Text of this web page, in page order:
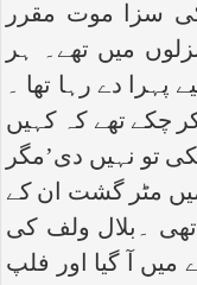
سزا موت مقرر
میں تھے۔ ہر
پہرا دے رہا تھا ۔
چکے تھے کہ کہیں
تو نہیں دی’مگر
مٹر گشت ان کے
۔بلال ولف کی
آ گیا اور فلپ